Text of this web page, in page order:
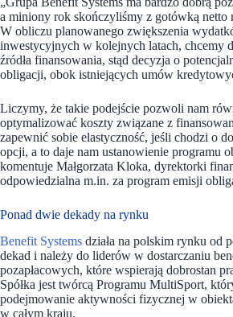
a miniony rok skończyliśmy z gotówką netto
W obliczu planowanego zwiększenia
inwestycyjnych w kolejnych latach, chcemy
źródła finansowania, stąd decyzja o
obligacji, obok istniejących umów
Liczymy, że takie podejście pozwoli nam
optymalizować koszty związane z
zapewnić sobie elastyczność, jeśli chodzi o
opcji, a to daje nam ustanowienie programu
komentuje Małgorzata Kloka, dyrektorki
odpowiedzialna m.in. za program emisji
Ponad dwie dekady na rynku
Benefit Systems działa na polskim rynku od
dekad i należy do liderów w dostarczaniu
pozapłacowych, które wspierają dobrostan
Spółka jest twórcą Programu MultiSport,
podejmowanie aktywności fizycznej w
w całym kraju.